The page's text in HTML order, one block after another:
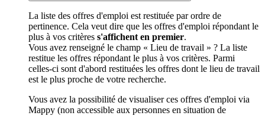
La liste des offres d'emploi est restituée par ordre de
pertinence. Cela veut dire que les offres d'emploi répondant le
plus à vos critères s'affichent en premier.
Vous avez renseigné le champ « Lieu de travail » ? La liste
restitue les offres répondant le plus à vos critères. Parmi
celles-ci sont d'abord restituées les offres dont le lieu de travail
est le plus proche de votre recherche.
Vous avez la possibilité de visualiser ces offres d'emploi via
Mappy (non accessible aux personnes en situation de